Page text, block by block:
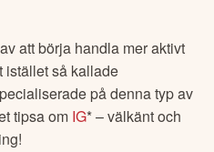
att börja handla mer aktivt
istället så kallade
på denna typ av
tipsa om IG* – välkänt och